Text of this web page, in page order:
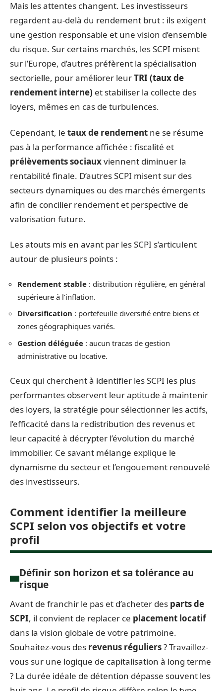
Mais les attentes changent. Les investisseurs
regardent au-delà du rendement brut : ils exigent
une gestion responsable et une vision d’ensemble
du risque. Sur certains marchés, les SCPI misent
sur l’Europe, d’autres préfèrent la spécialisation
sectorielle, pour améliorer leurTRI (taux de
rendement interne) et stabiliser la collecte des
loyers, mêmes en cas de turbulences.
Cependant, le taux de rendement ne se résume
pas à la performance affichée : fiscalité et
prélèvements sociauxviennent diminuer la
rentabilité finale. D’autres SCPI misent sur des
secteurs dynamiques ou des marchés émergents
afin de concilier rendement et perspective de
valorisation future.
Les atouts mis en avant par les SCPI s’articulent
autour de plusieurs points :
Rendement stable : distribution régulière, en général
supérieure à l’inflation.
Diversification : portefeuille diversifié entre biens et
zones géographiques variés.
Gestion déléguée : aucun tracas de gestion
administrative ou locative.
Ceux qui cherchent à identifier les SCPI les plus
performantes observent leur aptitude à maintenir
des loyers, la stratégie pour sélectionner les actifs,
l’efficacité dans la redistribution des revenus et
leur capacité à décrypter l’évolution du marché
immobilier. Ce savant mélange explique le
dynamisme du secteur et l’engouement renouvelé
des investisseurs.
Comment identifier la meilleure
SCPI selon vos objectifs et votre
profil
Définir son horizon et sa tolérance au
risque
Avant de franchir le pas et d’acheter des parts de
SCPI, il convient de replacer ce placement locatif
dans la vision globale de votre patrimoine.
Souhaitez-vous des revenus réguliers? Travaillez-
vous sur une logique de capitalisation à long terme
? La durée idéale de détention dépasse souvent les